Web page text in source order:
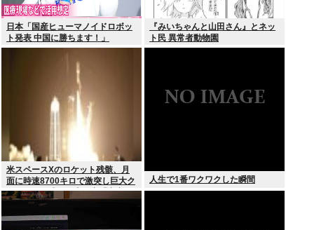
日本「国産ヒューマノイドロボッ
ト発表 中国に勝ちます！」
youtubeで1万いいね
『みいちゃんと山田さん』とネッ
ト民 異常者動物園
米スペースXのロケット残骸、月
面に時速8700キロで激突し巨大ク
レーター形成か…専門家「宇宙ご
み処分に無頓着」
人生で1番ワクワクした瞬間